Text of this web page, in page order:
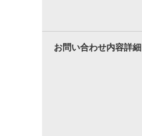
お問い合わせ内容詳細